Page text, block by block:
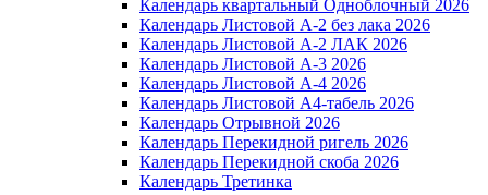
Календарь квартальный Одноблочный 2026
Календарь Листовой А-2 без лака 2026
Календарь Листовой А-2 ЛАК 2026
Календарь Листовой А-3 2026
Календарь Листовой А-4 2026
Календарь Листовой А4-табель 2026
Календарь Отрывной 2026
Календарь Перекидной ригель 2026
Календарь Перекидной скоба 2026
Календарь Третинка